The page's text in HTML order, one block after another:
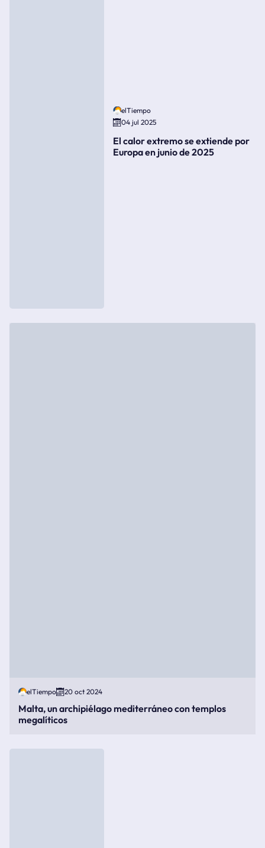
elTiempo
04 jul 2025
El calor extremo se extiende por
Europa en junio de 2025
elTiempo 20 oct 2024
Malta, un archipiélago mediterráneo con templos
megalíticos